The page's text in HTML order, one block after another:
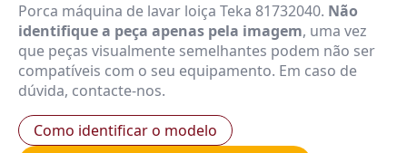
Porca máquina de lavar loiça Teka 81732040. Não
identifique a peça apenas pela imagem, uma vez
que peças visualmente semelhantes podem não ser
compatíveis com o seu equipamento. Em caso de
dúvida, contacte-nos.
Como identificar o modelo